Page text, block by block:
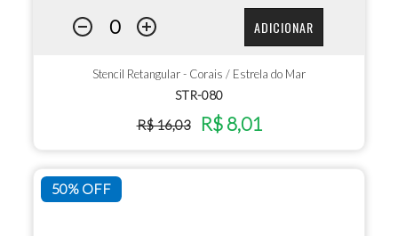
ADICIONAR
Stencil Retangular - Corais / Estrela do Mar
STR-080
R$ 16,03 R$ 8,01
50% OFF